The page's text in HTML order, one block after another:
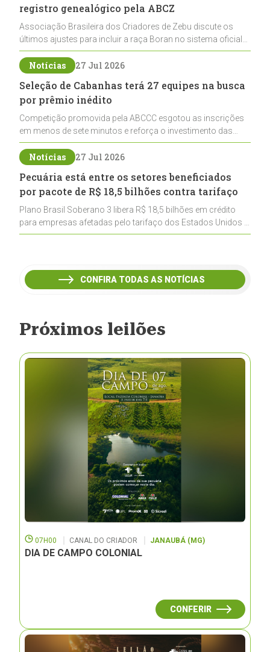
registro genealógico pela ABCZ
Associação Brasileira dos Criadores de Zebu discute os
últimos ajustes para incluir a raça Boran no sistema oficial
de registros, abrindo caminho para sua expansão na
pecuária nacional
Notícias 27 Jul 2026
Seleção de Cabanhas terá 27 equipes na busca
por prêmio inédito
Competição promovida pela ABCCC esgotou as inscrições
em menos de sete minutos e reforça o investimento das
cabanhas na seleção genética de Cavalos Crioulos voltados
ao laço
Notícias 27 Jul 2026
Pecuária está entre os setores beneficiados
por pacote de R$ 18,5 bilhões contra tarifaço
Plano Brasil Soberano 3 libera R$ 18,5 bilhões em crédito
para empresas afetadas pelo tarifaço dos Estados Unidos e
inclui a pecuária entre os setores estratégicos
CONFIRA TODAS AS NOTÍCIAS
Próximos leilões
07H00 CANAL DO CRIADOR JANAUBÁ (MG)
DIA DE CAMPO COLONIAL
CONFERIR